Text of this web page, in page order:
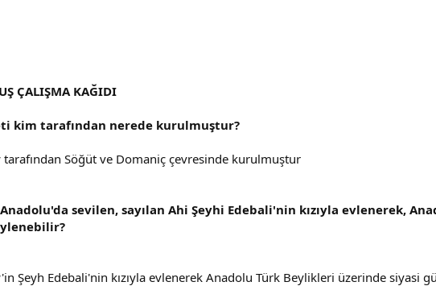
ÇALIŞMA KAĞIDI
kim tarafından nerede kurulmuştur?
tarafından Söğüt ve Domaniç çevresinde kurulmuştur
sevilen, sayılan Ahi Şeyhi Edebali'nin kızıyla evlenerek,
Şeyh Edebali'nin kızıyla evlenerek Anadolu Türk Beylikleri üzerinde siyasi